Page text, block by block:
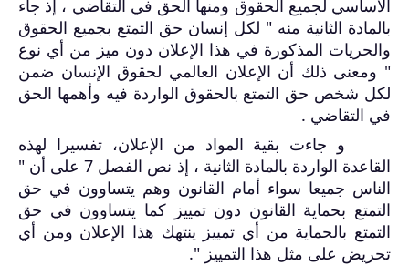
الأساسي لجميع الحقوق ومنها الحق في التقاضي ، إذ جاء
بالمادة الثانية منه " لكل إنسان حق التمتع بجميع الحقوق
والحريات المذكورة في هذا الإعلان دون ميز من أي نوع
" ومعنى ذلك أن الإعلان العالمي لحقوق الإنسان ضمن
لكل شخص حق التمتع بالحقوق الواردة فيه وأهمها الحق
في التقاضي .
و جاءت بقية المواد من الإعلان، تفسيرا لهذه
القاعدة الواردة بالمادة الثانية ، إذ نص الفصل 7 على أن "
الناس جميعا سواء أمام القانون وهم يتساوون في حق
التمتع بحماية القانون دون تمييز كما يتساوون في حق
التمتع بالحماية من أي تمييز ينتهك هذا الإعلان ومن أي
تحريض على مثل هذا التمييز ".